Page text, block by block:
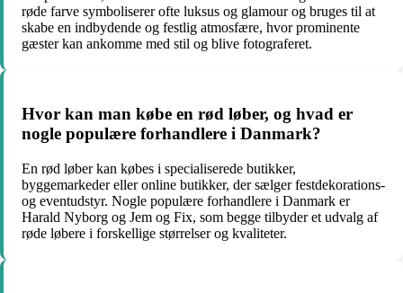
røde farve symboliserer ofte luksus og glamour og bruges til at
skabe en indbydende og festlig atmosfære, hvor prominente
gæster kan ankomme med stil og blive fotograferet.
Hvor kan man købe en rød løber, og hvad er
nogle populære forhandlere i Danmark?
En rød løber kan købes i specialiserede butikker,
byggemarkeder eller online butikker, der sælger festdekorations-
og eventudstyr. Nogle populære forhandlere i Danmark er
Harald Nyborg og Jem og Fix, som begge tilbyder et udvalg af
røde løbere i forskellige størrelser og kvaliteter.